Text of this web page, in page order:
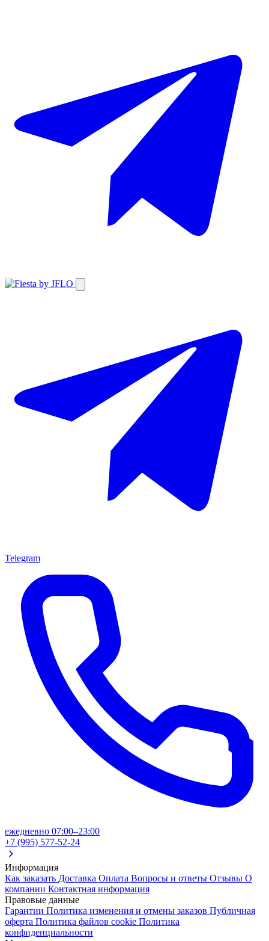
Telegram
ежедневно 07:00–23:00
+7 (995) 577-52-24
Информация
Как заказать Доставка Оплата Вопросы и ответы Отзывы О
компании Контактная информация
Правовые данные
Гарантии Политика изменения и отмены заказов Публичная
оферта Политика файлов cookie Политика
конфиденциальности